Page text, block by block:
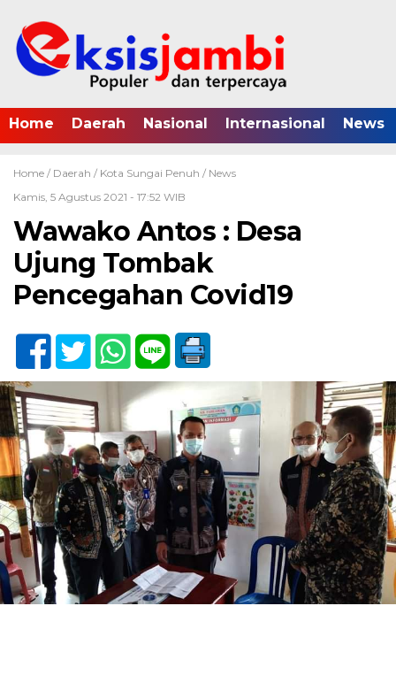
Home Daerah Nasional Internasional News
Home / Daerah / Kota Sungai Penuh / News
Kamis, 5 Agustus 2021 - 17:52 WIB
Wawako Antos : Desa
Ujung Tombak
Pencegahan Covid19